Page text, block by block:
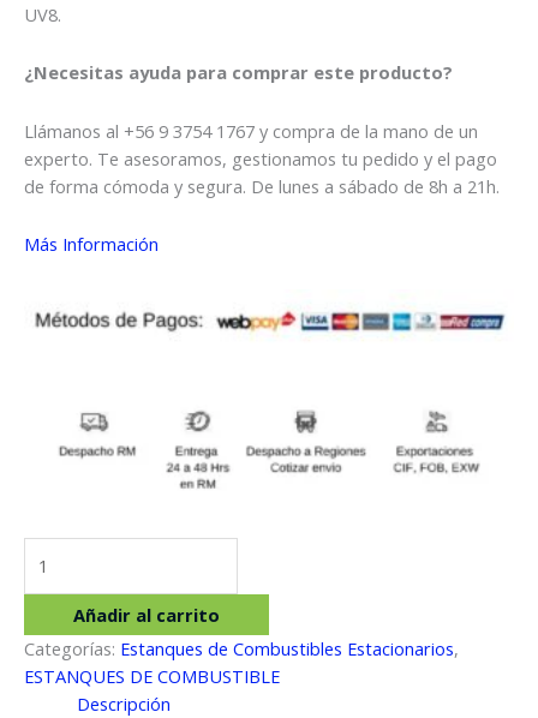
UV8.
¿Necesitas ayuda para comprar este producto?
Llámanos al +56 9 3754 1767 y compra de la mano de un
experto. Te asesoramos, gestionamos tu pedido y el pago
de forma cómoda y segura. De lunes a sábado de 8h a 21h.
Más Información
500
cantidad
Añadir al carrito
Categorías: Estanques de Combustibles Estacionarios,
ESTANQUES DE COMBUSTIBLE
Descripción